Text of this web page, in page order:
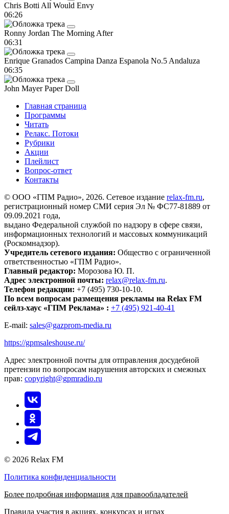
Chris Botti All Would Envy
06:26
Ronny Jordan The Morning After
06:31
Enrique Granados Campina Danza Espanola No.5 Andaluza
06:35
John MayerPaper Doll
Главная страница
Программы
Читать
Релакс. Потоки
Рубрики
Акции
Плейлист
Вопрос-ответ
Контакты
© ООО «ГПМ Радио», 2026. Сетевое издание relax-fm.ru,
регистрационный номер СМИ серия Эл № ФС77-81889 от
09.09.2021 года,
выдано Федеральной службой по надзору в сфере связи,
информационных технологий и массовых коммуникаций
(Роскомнадзор).
Учредитель сетевого издания: Общество с ограниченной
ответственностью «ГПМ Радио».
Главный редактор: Морозова Ю. П.
Адрес электронной почты: relax@relax-fm.ru.
Телефон редакции: +7 (495) 730-10-10.
По всем вопросам размещения рекламы на Relax FM
сейлз-хаус «ГПМ Реклама» : +7 (495) 921-40-41
E-mail: sales@gazprom-media.ru
https://gpmsaleshouse.ru/
Адрес электронной почты для отправления досудебной
претензии по вопросам нарушения авторских и смежных
прав: copyright@gpmradio.ru
© 2026 Relax FM
Политика конфиденциальности
Более подробная информация для правообладателей
Правила участия в акциях, конкурсах и играх